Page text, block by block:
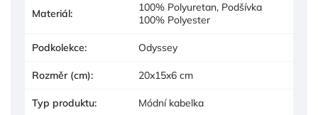
Materiál:
100% Polyuretan, Podšívka
100% Polyester
Podkolekce: Odyssey
Rozměr (cm): 20x15x6 cm
Typ produktu: Módní kabelka